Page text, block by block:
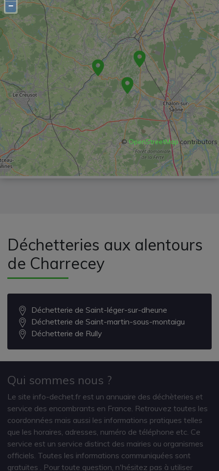
−
©OpenStreetMapcontributors
Déchetteries aux alentours
de Charrecey
Déchetterie de Saint-léger-sur-dheune
Déchetterie de Saint-martin-sous-montaigu
Déchetterie de Rully
Qui sommes nous ?
Le site info-dechet.fr est un annuaire des déchèteries et
service des encombrants en France. Retrouvez toutes les
coordonnées mais aussi les informations pratiques telles
que les horaires, adresses, numéro de téléphone etc. Ce
service est un service distinct des mairies ou organismes
officiels. Toutes les informations communiquées sont
gratuites
. Pour toute question, n'hésitez pas à utiliser